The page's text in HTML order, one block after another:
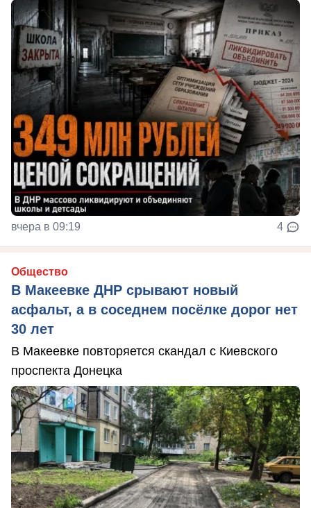
вчера в 09:19 4
Общество
В Макеевке ДНР срывают новый
асфальт, а в соседнем посёлке дорог нет
30 лет
В Макеевке повторяется скандал с Киевского
проспекта Донецка